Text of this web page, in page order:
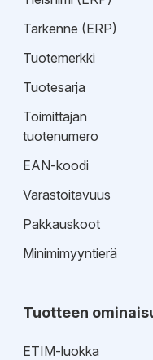
Tarkenne (ERP)
Tuotemerkki
Tuotesarja
Toimittajan
tuotenumero
EAN-koodi
Varastoitavuus
Pakkauskoot
Minimimyyntierä
Tuotteen
ETIM-luokka